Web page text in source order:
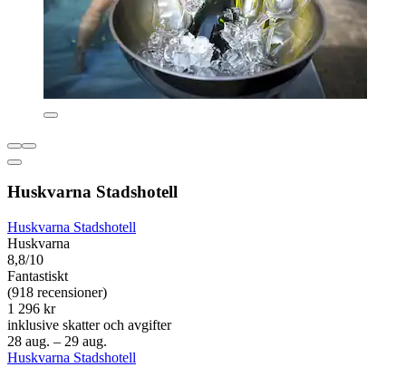
Huskvarna Stadshotell
Huskvarna Stadshotell
Huskvarna
8,8/10
Fantastiskt
(918 recensioner)
1 296 kr
inklusive skatter och avgifter
28 aug. – 29 aug.
Huskvarna Stadshotell